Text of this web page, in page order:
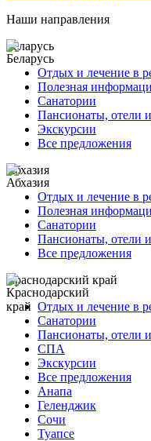
Наши направления
Беларусь
Отдых и лечение в
Полезная
Санатории
Пансионаты, отели
Экскурсии
Все предложения
Абхазия
Отдых и лечение в
Полезная
Санатории
Пансионаты, отели
Все предложения
Краснодарский край
Отдых и лечение в
Санатории
Пансионаты, отели
СПА
Экскурсии
Все предложения
Анапа
Геленджик
Сочи
Туапсе